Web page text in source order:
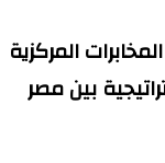
المركزية
بين مصر